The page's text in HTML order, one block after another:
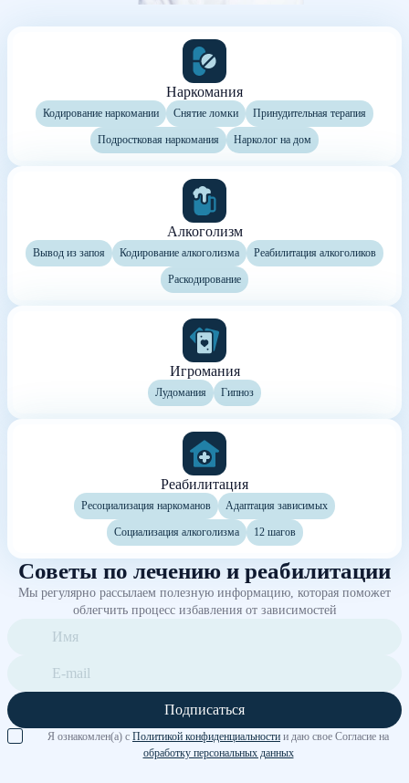
Наркомания
Кодирование наркомании Снятие ломки Принудительная терапия
Подростковая наркомания Нарколог на дом
Алкоголизм
Вывод из запоя Кодирование алкоголизма Реабилитация алкоголиков
Раскодирование
Игромания
Лудомания Гипноз
Реабилитация
Ресоциализация наркоманов Адаптация зависимых
Социализация алкоголизма 12 шагов
Советы по лечению и реабилитации
Мы регулярно рассылаем полезную информацию, которая поможет
облегчить процесс избавления от зависимостей
Подписаться
Я ознакомлен(а) с Политикой конфиденциальности и даю свое Согласие на
обработку персональных данных